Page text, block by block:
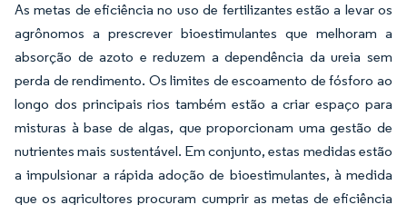
As metas de eficiência no uso de fertilizantes estão a levar os
agrônomos a prescrever bioestimulantes que melhoram a
absorção de azoto e reduzem a dependência da ureia sem
perda de rendimento. Os limites de escoamento de fósforo ao
longo dos principais rios também estão a criar espaço para
misturas à base de algas, que proporcionam uma gestão de
nutrientes mais sustentável. Em conjunto, estas medidas estão
a impulsionar a rápida adoção de bioestimulantes, à medida
que os agricultores procuram cumprir as metas de eficiência